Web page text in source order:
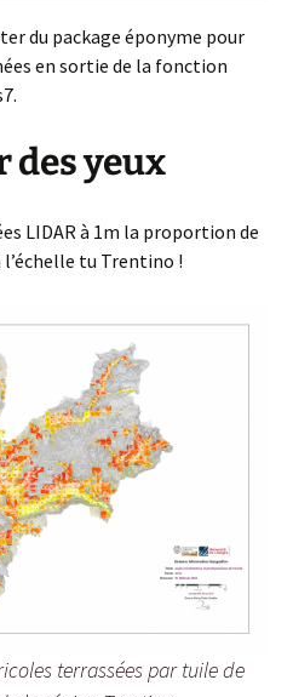
du package éponyme pour
en sortie de la fonction
des yeux
LIDAR à 1m la proportion de
l’échelle tu Trentino !
terrassées par tuile de